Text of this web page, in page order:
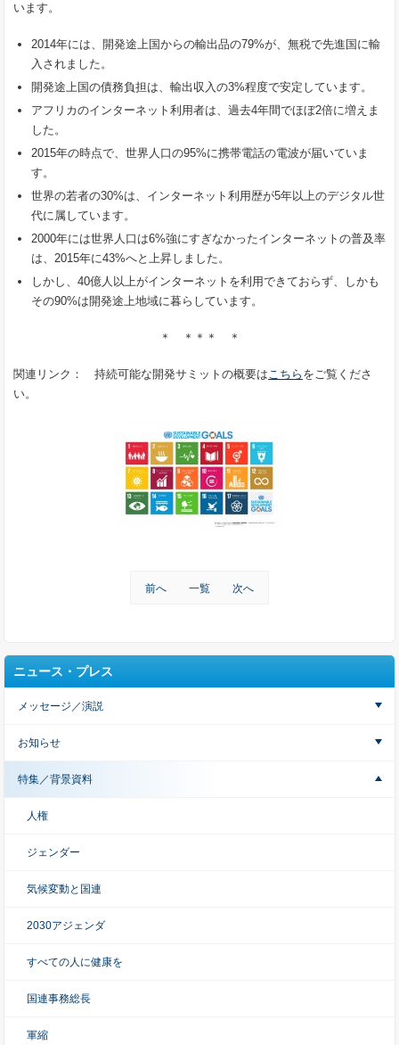
います。
2014年には、開発途上国からの輸出品の79%が、無税で先進国に輸
入されました。
開発途上国の債務負担は、輸出収入の3%程度で安定しています。
アフリカのインターネット利用者は、過去4年間でほぼ2倍に増えま
した。
2015年の時点で、世界人口の95%に携帯電話の電波が届いていま
す。
世界の若者の30%は、インターネット利用歴が5年以上のデジタル世
代に属しています。
2000年には世界人口は6%強にすぎなかったインターネットの普及率
は、2015年に43%へと上昇しました。
しかし、40億人以上がインターネットを利用できておらず、しかも
その90%は開発途上地域に暮らしています。
＊ ＊＊＊ ＊
関連リンク： 持続可能な開発サミットの概要はこちら をご覧くださ
い。
前へ 一覧 次へ
ニュース・プレス
メッセージ／演説
お知らせ
特集／背景資料
人権
ジェンダー
気候変動と国連
2030アジェンダ
すべての人に健康を
国連事務総長
軍縮